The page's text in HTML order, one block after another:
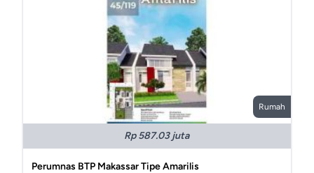
Rumah
Rp 587.03 juta
Perumnas BTP Makassar Tipe Amarilis